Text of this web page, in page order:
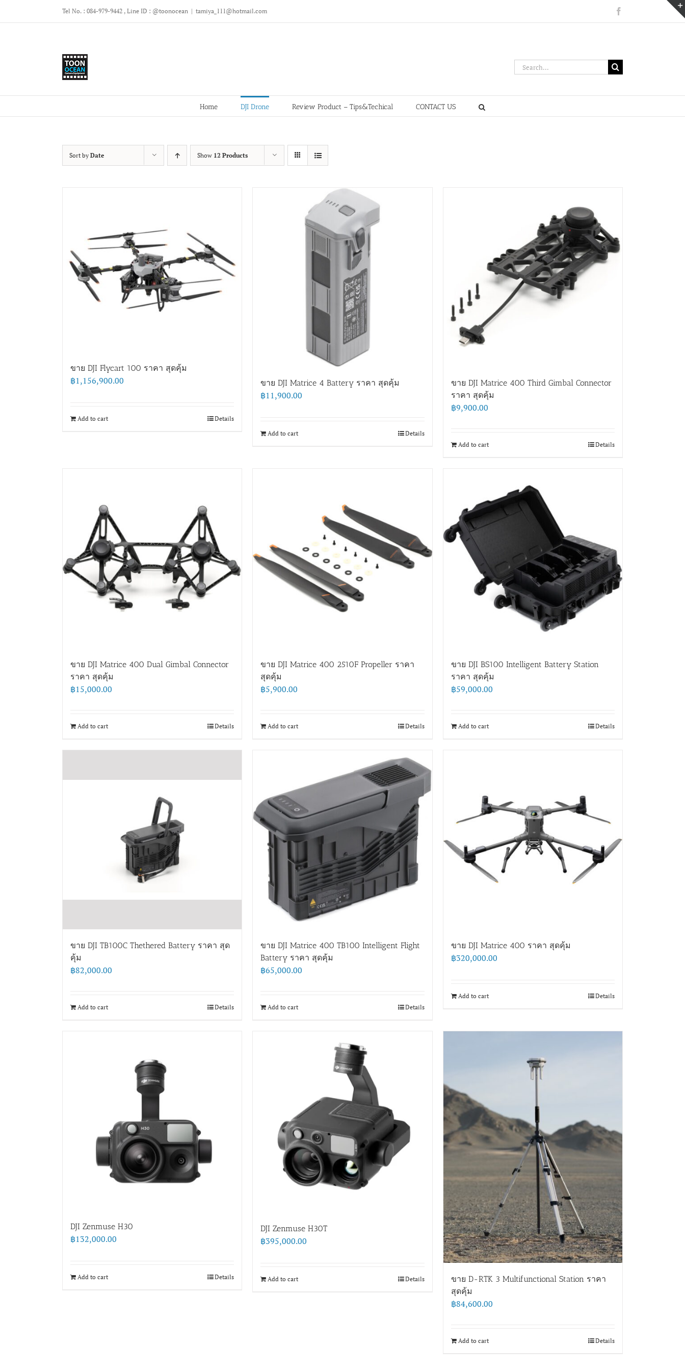
Tel No. : 084-979-9442 , Line ID : @toonocean | tamiya_111@hotmail.com
Search
for:
Home DJI Drone Review Product – Tips&Techical CONTACT US
Sort by Date Show 12 Products
ขาย DJI Flycart 100 ราคา สุดคุ้ม
฿1,156,900.00
Add to cart Details
ขาย DJI Matrice 4 Battery ราคา สุดคุ้ม
฿11,900.00
Add to cart Details
ขาย DJI Matrice 400 Third Gimbal Connector
ราคา สุดคุ้ม
฿9,900.00
Add to cart Details
ขาย DJI Matrice 400 Dual Gimbal Connector
ราคา สุดคุ้ม
฿15,000.00
Add to cart Details
ขาย DJI Matrice 400 2510F Propeller ราคา
สุดคุ้ม
฿5,900.00
Add to cart Details
ขาย DJI BS100 Intelligent Battery Station
ราคา สุดคุ้ม
฿59,000.00
Add to cart Details
ขาย DJI TB100C Thethered Battery ราคา สุด
คุ้ม
฿82,000.00
Add to cart Details
ขาย DJI Matrice 400 TB100 Intelligent Flight
Battery ราคา สุดคุ้ม
฿65,000.00
Add to cart Details
ขาย DJI Matrice 400 ราคา สุดคุ้ม
฿320,000.00
Add to cart Details
DJI Zenmuse H30
฿132,000.00
Add to cart Details
DJI Zenmuse H30T
฿395,000.00
Add to cart Details
ขาย D-RTK 3 Multifunctional Station ราคา
สุดคุ้ม
฿84,600.00
Add to cart Details